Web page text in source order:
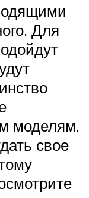
Для
моделям.
свое